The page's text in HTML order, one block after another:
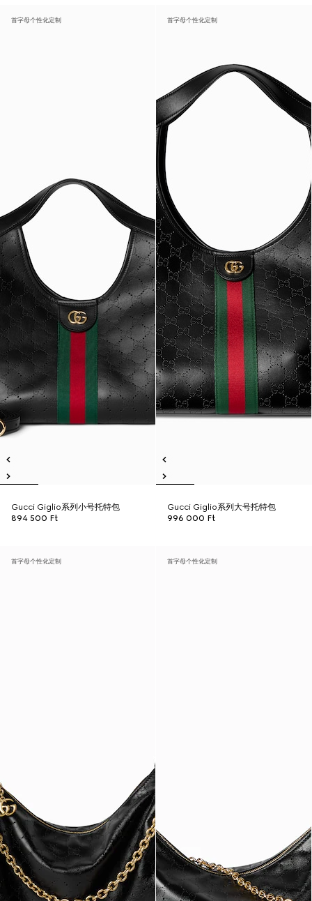
首字母个性化定制
Gucci Giglio系列小号托特包
894 500 Ft
首字母个性化定制
Gucci Giglio系列大号托特包
996 000 Ft
首字母个性化定制 首字母个性化定制